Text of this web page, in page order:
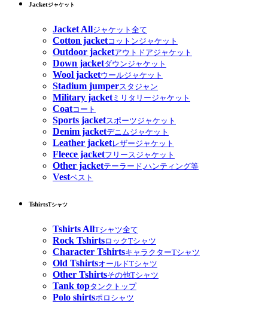
Jacketジャケット
Jacket Allジャケット全て
Cotton jacketコットンジャケット
Outdoor jacketアウトドアジャケット
Down jacketダウンジャケット
Wool jacketウールジャケット
Stadium jumperスタジャン
Military jacketミリタリージャケット
Coatコート
Sports jacketスポーツジャケット
Denim jacketデニムジャケット
Leather jacketレザージャケット
Fleece jacketフリースジャケット
Other jacketテーラード,ハンティング等
Vestベスト
TshirtsTシャツ
Tshirts AllTシャツ全て
Rock TshirtsロックTシャツ
Character TshirtsキャラクターTシャツ
Old TshirtsオールドTシャツ
Other Tshirtsその他Tシャツ
Tank topタンクトップ
Polo shirtsポロシャツ